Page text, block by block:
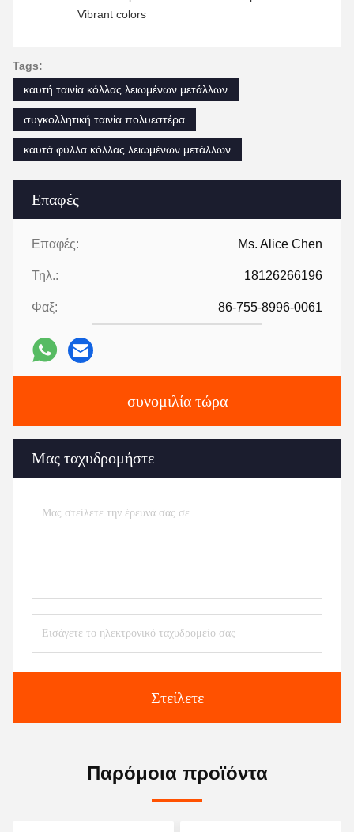
Επαφές
Επαφές: Ms. Alice Chen
Τηλ.: 18126266196
Φαξ: 86-755-8996-0061
συνομιλία τώρα
Μας ταχυδρομήστε
Στείλετε
Vibrant colors
Tags:
καυτή ταινία κόλλας λειωμένων μετάλλων
συγκολλητική ταινία πολυεστέρα
καυτά φύλλα κόλλας λειωμένων μετάλλων
Παρόμοια προϊόντα